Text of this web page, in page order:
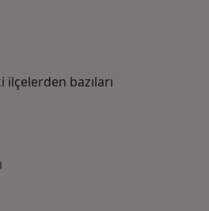
ilçelerden bazıları